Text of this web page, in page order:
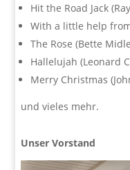
Hit the Road Jack
With a little help
The Rose (Bette
Hallelujah (Leonard
Merry Christmas
und vieles mehr.
Unser Vorstand